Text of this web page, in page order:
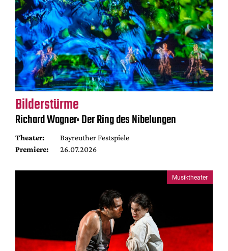
Bilderstürme
Richard Wagner: Der Ring des Nibelungen
Theater:
Bayreuther Festspiele
Premiere:
26.07.2026
Musiktheater